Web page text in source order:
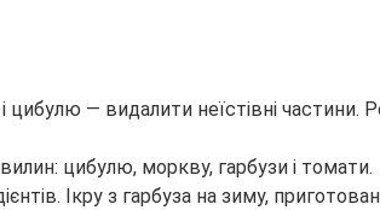
цибулю — видалити неїстівні
цибулю, моркву, гарбузи і томати.
Ікру з гарбуза на зиму,